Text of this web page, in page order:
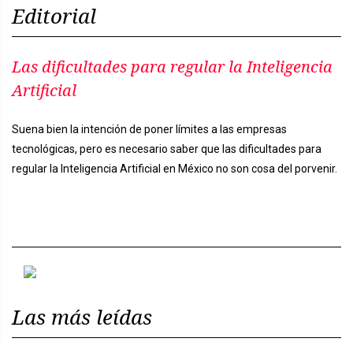
Editorial
Las dificultades para regular la Inteligencia
Artificial
Suena bien la intención de poner límites a las empresas
tecnológicas, pero es necesario saber que las dificultades para
regular la Inteligencia Artificial en México no son cosa del porvenir.
Las más leídas